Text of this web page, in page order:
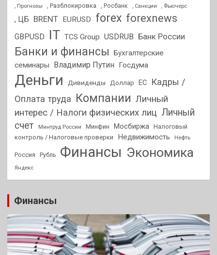
, Прогнозы , Разблокировка , Росбанк , Санкции , Фьючерс
, ЦБ BRENT EURUSD forex forexnews
GBPUSD IT TCS Group USDRUB Банк России
Банки и финансы
Бухгалтерские
семинары
Владимир Путин Госдума
Деньги Дивиденды Доллар ЕС
Кадры /
Оплата труда Компании Личный
интерес / Налоги физических лиц Личный
счет
Минтруд России Минфин Мосбиржа Налоговый
контроль / Налоговые проверки
Недвижимость Нефть
Россия Рубль Финансы Экономика
Яндекс
Финансы